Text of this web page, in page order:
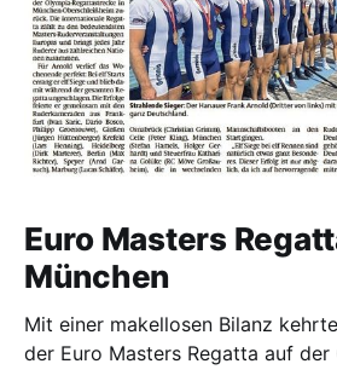
Euro Masters
München
Mit einer makellosen Bilanz
der Euro Masters Regatta auf der